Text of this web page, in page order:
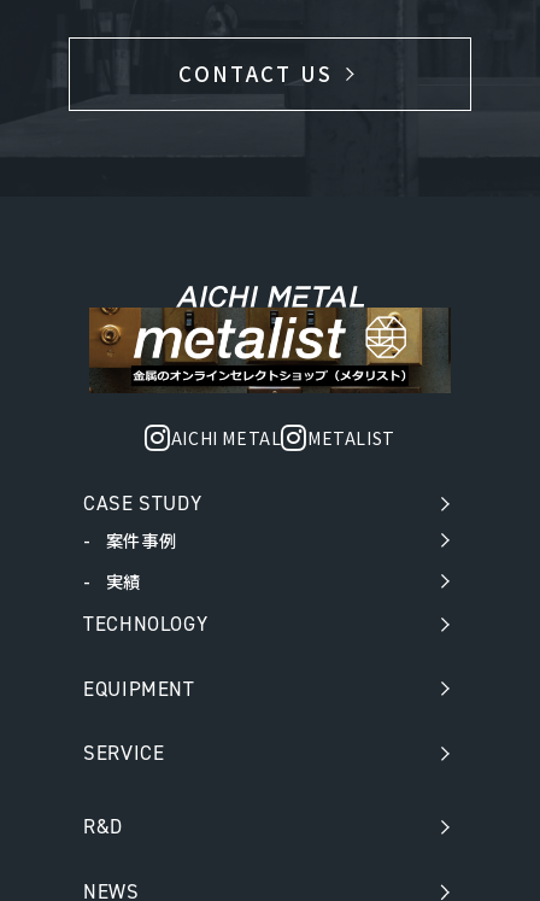
CONTACT US
AICHI METAL METALIST
CASE STUDY
案件事例
実績
TECHNOLOGY
EQUIPMENT
SERVICE
R&D
NEWS